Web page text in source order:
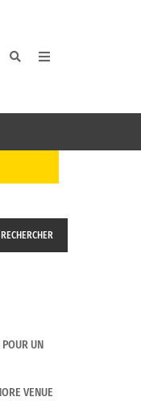
RECHERCHER
UN
VENUE